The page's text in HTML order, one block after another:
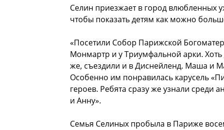
Селин приезжает в город влюбленных
чтобы показать детям как можно
«Посетили Собор Парижской
Монмартр и у Триумфальной арки.
же, съездили и в Диснейленд. Маша и
Особенно им понравилась карусель
героев. Ребята сразу же узнали среди
и Анну».
Семья Селиных пробыла в Париже